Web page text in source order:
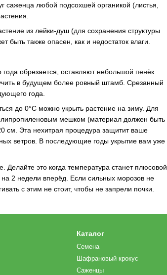
саженца любой подсохшей органикой (листья,
из лейки-душ (для сохранения структуры
также опасен, как и недостаток влаги.
обрезается, оставляют небольшой пенёк
в будущем более ровный штамб. Срезанный
года.
до 0°C можно укрыть растение на зиму. Для
мешком (материал должен быть
см. Эта нехитрая процедура защитит ваше
ветров. В последующие годы укрытие вам уже
Делайте это когда температура станет плюсовой
2 недели вперёд. Если сильных морозов не
с этим не стоит, чтобы не запрели почки.
Каталог
Семена
Шафрановый крокус
Саженцы